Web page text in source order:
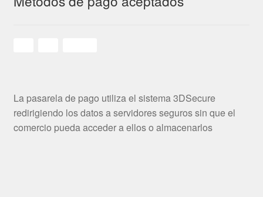
La pasarela de pago utiliza el sistema 3DSecure
redirigiendo los datos a servidores seguros sin que el
comercio pueda acceder a ellos o almacenarlos